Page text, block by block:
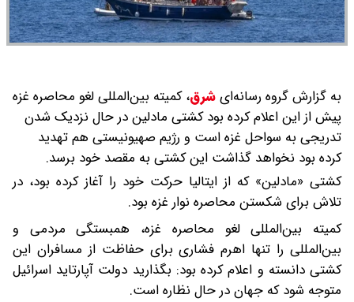
به گزارش گروه رسانه‌ایشرق،کمیته بین‌المللی لغو محاصره غزه
پیش از این اعلام کرده بود کشتی مادلین در حال نزدیک شدن
تدریجی به سواحل غزه است و رژیم صهیونیستی هم تهدید
کرده بود نخواهد گذاشت این کشتی به مقصد خود برسد.
کشتی «مادلین» که از ایتالیا حرکت خود را آغاز کرده بود، در
تلاش برای شکستن محاصره نوار غزه بود.
کمیته بین‌المللی لغو محاصره غزه، همبستگی مردمی و
بین‌المللی را تنها اهرم فشاری برای حفاظت از مسافران این
کشتی دانسته و اعلام کرده بود: بگذارید دولت آپارتاید اسرائیل
متوجه شود که جهان در حال نظاره است.